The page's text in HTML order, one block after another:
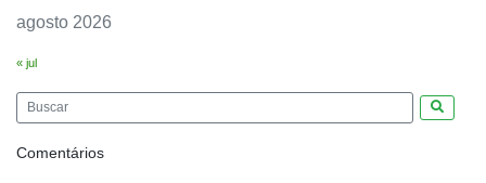
agosto 2026
« jul
Comentários